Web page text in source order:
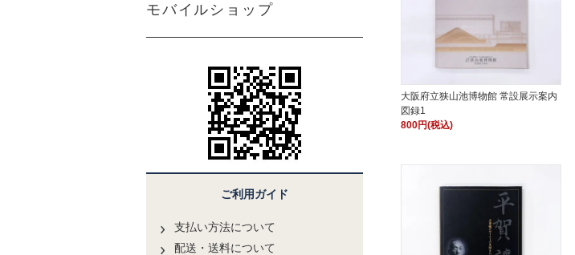
大阪府立狭山池博物館 常設展示案内
図録1
800円(税込)
モバイルショップ
ご利用ガイド
支払い方法について
配送・送料について